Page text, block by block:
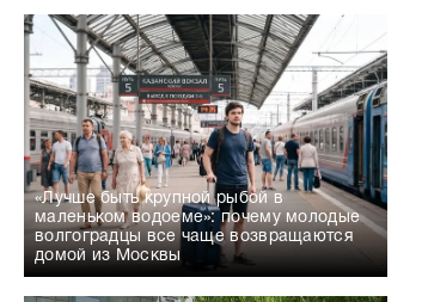
«Лучше быть крупной рыбой в
маленьком водоеме»: почему молодые
волгоградцы все чаще возвращаются
домой из Москвы